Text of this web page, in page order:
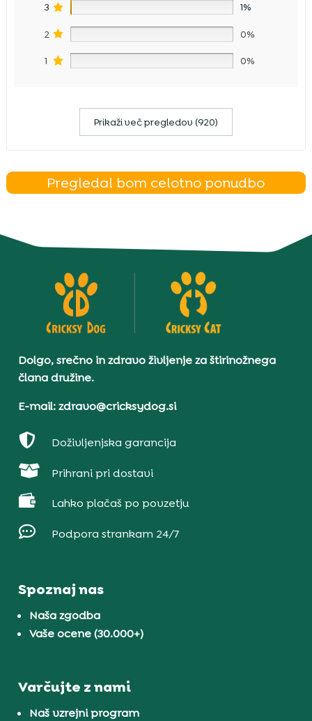
3 1%
2 0%
1 0%
Prikaži več pregledov (920)
Pregledal bom celotno ponudbo
Dolgo, srečno in zdravo življenje za štirinožnega
člana družine.
E-mail: zdravo@cricksydog.si
 Doživljenjska garancija
 Prihrani pri dostavi
 Lahko plačaš po povzetju
 Podpora strankam 24/7
Spoznaj nas
Naša zgodba
Vaše ocene (30.000+)
Varčujte z nami
Naš vzrejni program